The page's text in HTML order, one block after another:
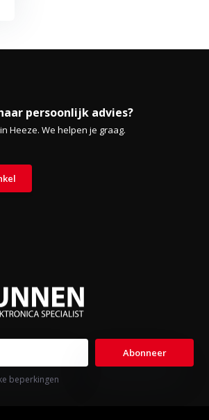
persoonlijk advies?
Heeze. We helpen je graag.
Abonneer
beperkingen